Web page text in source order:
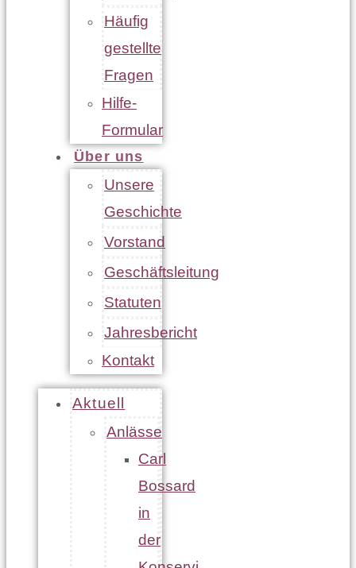
Häufig
gestellte
Fragen
Hilfe-
Formular
Über uns
Unsere
Geschichte
Vorstand
Geschäftsleitung
Statuten
Jahresbericht
Kontakt
Aktuell
Anlässe
Carl
Bossard
in
der